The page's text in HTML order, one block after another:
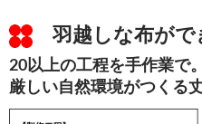
羽越しな布がで
20以上の工程を手作業で。
厳しい自然環境がつくる